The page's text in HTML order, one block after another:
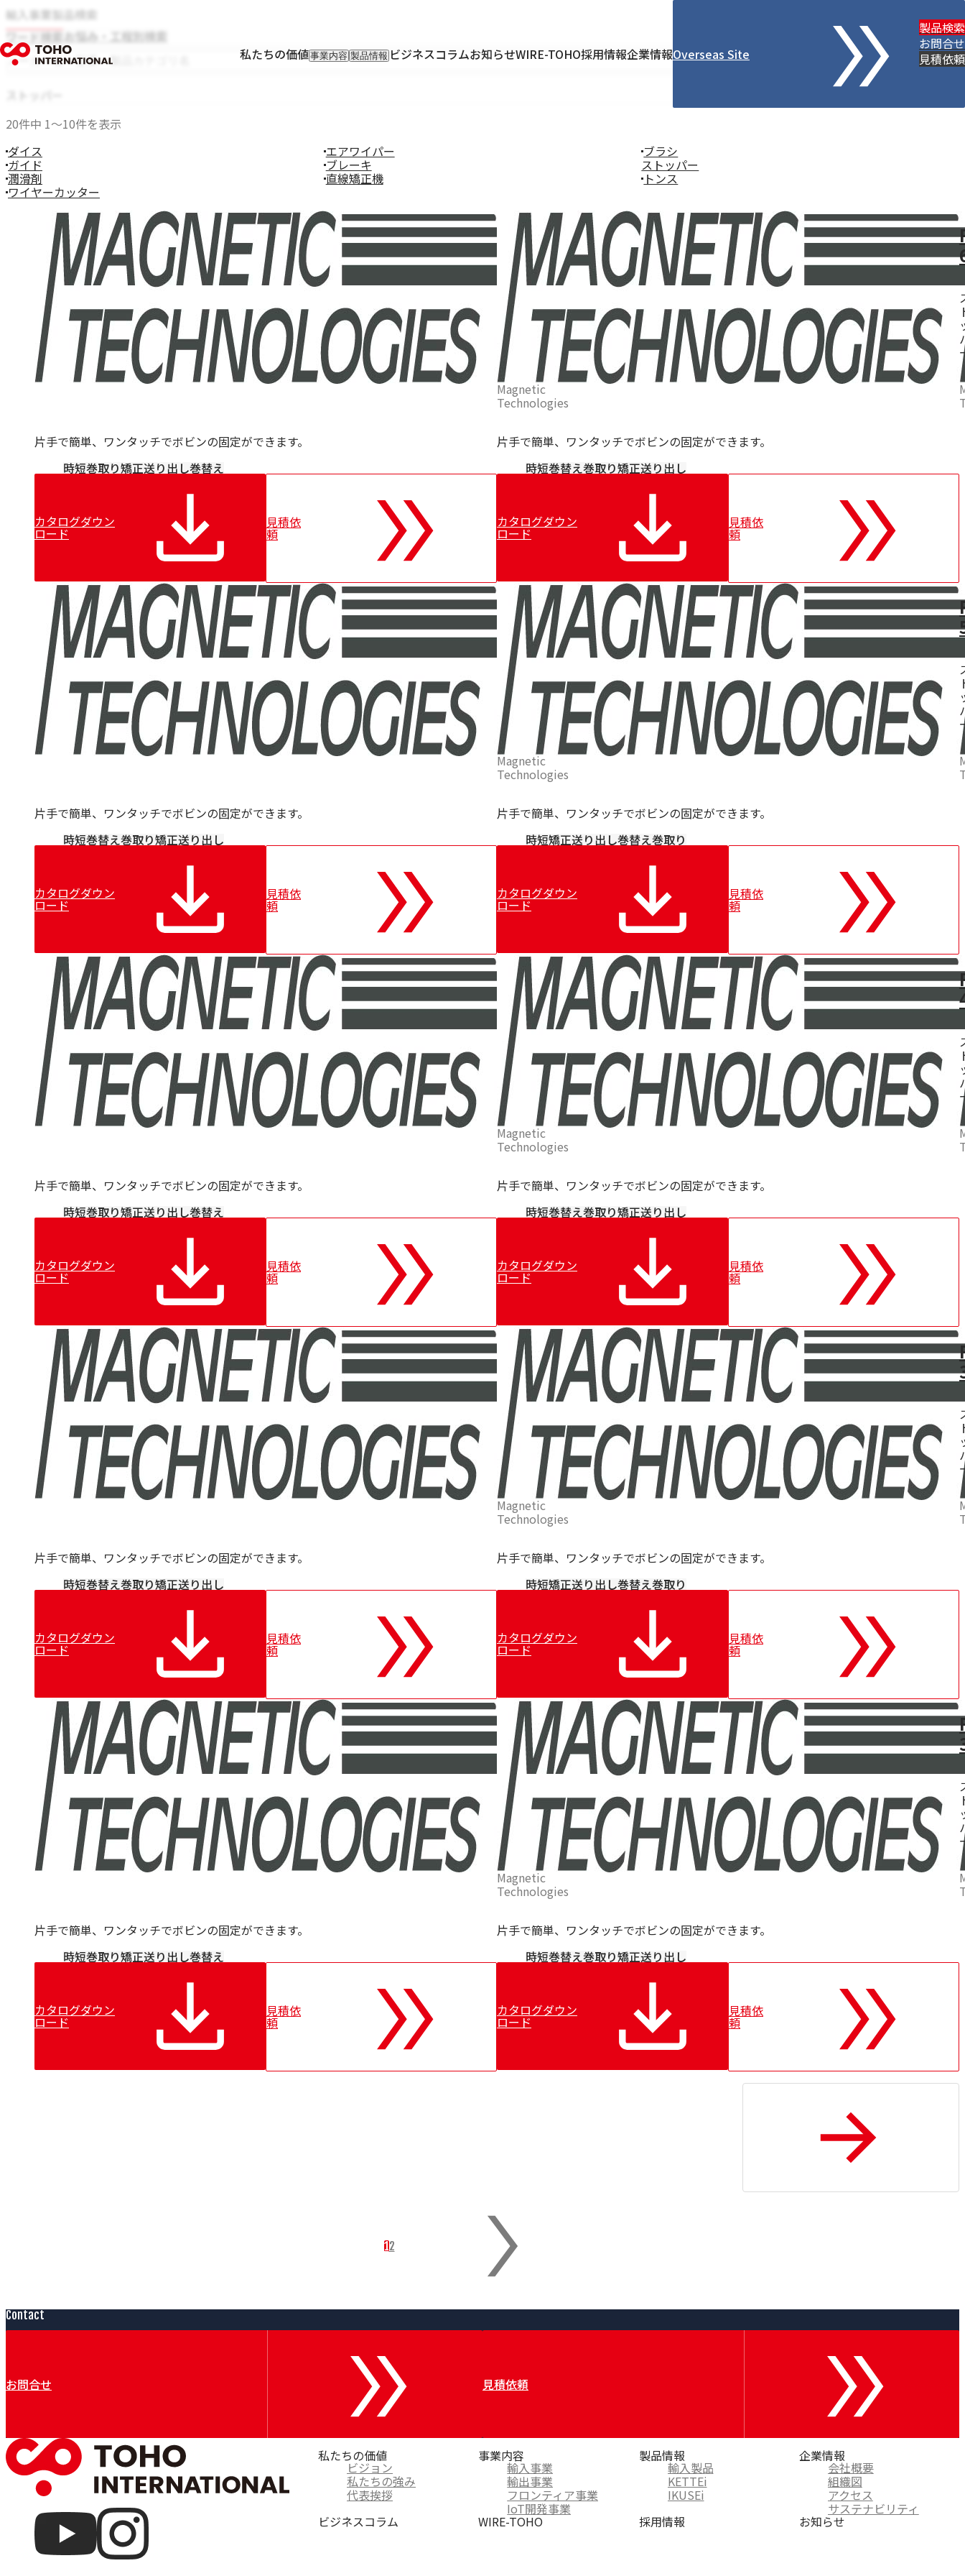
私たちの価値事業内容 製品情報 ビジネスコラムお知らせWIRE-TOHO採用情報企業情報Overseas Site
製品検索
お問合せ
見積依頼
輸入事業製品検索
ワード検索 お悩み・工程別検索
Pressure Welding Machines（PWM）
Proton Products
Paramount Die
Axjo
HUESTIS
Sjogren
Wire Lab（WILCO）
泉ダイス
Conoptica
GECA-TAPES
Magnetic Analysis Corporation（MAC）
Witechs
IDEAL
ピュアオンジャパン
Booockmann
OTOMEC
Bremer
Riva Renzo
COSMOS
Bechem
CARL BECHEM GmbH
Nuova Tecno Tau（NTT）
Kieselstein
Mobac
CERSA-MCI
Lian
検
索
ストッパー
20件中 1〜10件を表示
ダイス
エアワイパー ブラシ
ガイド ブレーキ ストッパー
潤滑剤 直線矯正機 トンス
ワイヤーカッター
FL-
75mm
ス
ト
ッ
パ
ー
Magnetic
Technologies
片手で簡単、ワンタッチでボビンの固定ができます。
時短巻取り矯正送り出し巻替え
カタログダウン
ロード
見積依
頼
片手で簡単、ワンタッチでボビンの固定ができます。
時短巻替え巻取り矯正送り出し
カタログダウン
ロード
見積依
頼
FL-
56mm
ス
ト
ッ
パ
ー
Magnetic
Technologies
片手で簡単、ワンタッチでボビンの固定ができます。
時短巻替え巻取り矯正送り出し
カタログダウン
ロード
見積依
頼
片手で簡単、ワンタッチでボビンの固定ができます。
時短矯正送り出し巻替え巻取り
カタログダウン
ロード
見積依
頼
FL-
50mm
ス
ト
ッ
パ
ー
Magnetic
Technologies
片手で簡単、ワンタッチでボビンの固定ができます。
時短巻取り矯正送り出し巻替え
カタログダウン
ロード
見積依
頼
片手で簡単、ワンタッチでボビンの固定ができます。
時短巻替え巻取り矯正送り出し
カタログダウン
ロード
見積依
頼
FL-
40mm
ス
ト
ッ
パ
ー
Magnetic
Technologies
片手で簡単、ワンタッチでボビンの固定ができます。
時短巻替え巻取り矯正送り出し
カタログダウン
ロード
見積依
頼
片手で簡単、ワンタッチでボビンの固定ができます。
時短矯正送り出し巻替え巻取り
カタログダウン
ロード
見積依
頼
FL-
35mm
ス
ト
ッ
パ
ー
Magnetic
Technologies
片手で簡単、ワンタッチでボビンの固定ができます。
時短巻取り矯正送り出し巻替え
カタログダウン
ロード
見積依
頼
片手で簡単、ワンタッチでボビンの固定ができます。
時短巻替え巻取り矯正送り出し
カタログダウン
ロード
見積依
頼
page
1page
2
Contact
お問合せ 見積依頼
私たちの価値
ビジョン
私たちの強み
代表挨拶
事業内容
輸入事業
輸出事業
フロンティア事業
IoT開発事業
製品情報
輸入製品
KETTEi
IKUSEi
企業情報
会社概要
組織図
アクセス
サステナビリティ
ビジネスコラム WIRE-TOHO 採用情報 お知らせ